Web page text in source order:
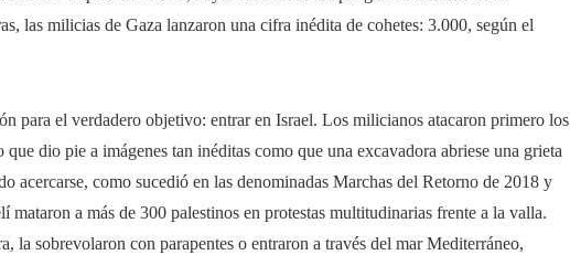
las milicias de Gaza lanzaron una cifra inédita de cohetes: 3.000, según el
para el verdadero objetivo: entrar en Israel. Los milicianos atacaron primero los
dio pie a imágenes tan inéditas como que una excavadora abriese una grieta
acercarse, como sucedió en las denominadas Marchas del Retorno de 2018 y
mataron a más de 300 palestinos en protestas multitudinarias frente a la valla.
la sobrevolaron con parapentes o entraron a través del mar Mediterráneo,